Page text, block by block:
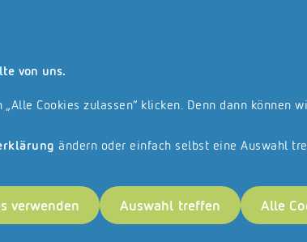
von uns.
Cookies zulassen“ klicken. Denn dann können
ändern oder einfach selbst eine Auswahl
Alle
Auswahl treffen
verwenden
Referenzen Veranstaltungen Karriere